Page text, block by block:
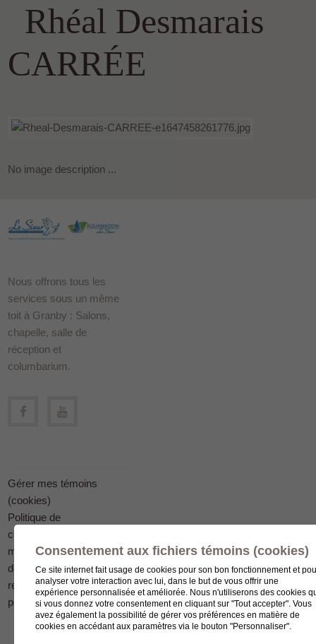
Rhéal Desmarais
CARRÉE
No image description ...
Nous offrons tous les
services sous un même
toit à Granby : Salons,
chapelle, salle de
réception et
columbarium.
Gérer mes témoins
(cookies)
Politique de
confidentialité en
matière
de protection des
renseignements
personnels
Consentement aux fichiers témoins (cookies)
Ce site internet fait usage de cookies pour son bon fonctionnement et
analyser votre interaction avec lui, dans le but de vous offrir une
expérience personnalisée et améliorée. Nous n'utiliserons des cookies
si vous donnez votre consentement en cliquant sur "Tout accepter". Vous
avez également la possibilité de gérer vos préférences en matière de
cookies en accédant aux paramètres via le bouton "Personnaliser".